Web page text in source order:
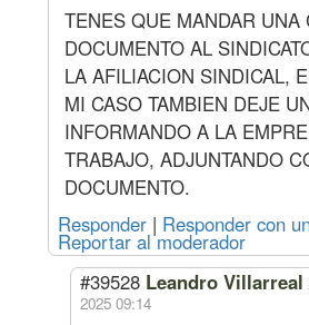
Oficial 3079
Ayudante
2606
Sereno
Mes 472871
May. 24
Oficial
Especializado
Hora 3255
Oficial 2774
Medio Oficial
Sereno
Mes 426010
Abr. 24
Oficial
Especializado
Hora 2933
Oficial 2499
TENES QUE MANDAR UNA
DOCUMENTO AL
LA AFILIACION SINDICAL,
MI CASO TAMBIEN DEJE
INFORMANDO A LA
TRABAJO, ADJUNTANDO
DOCUMENTO.
Responder | Responder con
Reportar al moderador
#39528 Leandro Villarreal
2025 09:14